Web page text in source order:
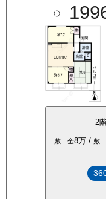
2
敷 金8万/ 敷